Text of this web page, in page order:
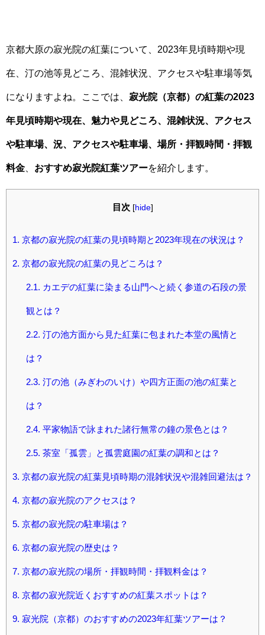
京都大原の寂光院の紅葉について、2023年見頃時期や現
在、汀の池等見どころ、混雑状況、アクセスや駐車場等気
になりますよね。ここでは、 寂光院（京都）の紅葉の2023
年見頃時期や現在、魅力や見どころ、混雑状況、アクセス
や駐車場、況、アクセスや駐車場、場所・拝観時間・拝観
料金 おすすめ寂光院紅葉ツアーを紹介します。
目次 [hide]
1. 京都の寂光院の紅葉の見頃時期と2023年現在の状況は？
2. 京都の寂光院の紅葉の見どころは？
2.1. カエデの紅葉に染まる山門へと続く参道の石段の景
観とは？
2.2. 汀の池方面から見た紅葉に包まれた本堂の風情と
は？
2.3. 汀の池（みぎわのいけ）や四方正面の池の紅葉と
は？
2.4. 平家物語で詠まれた諸行無常の鐘の景色とは？
2.5. 茶室「孤雲」と孤雲庭園の紅葉の調和とは？
3. 京都の寂光院の紅葉見頃時期の混雑状況や混雑回避法は？
4. 京都の寂光院のアクセスは？
5. 京都の寂光院の駐車場は？
6. 京都の寂光院の歴史は？
7. 京都の寂光院の場所・拝観時間・拝観料金は？
8. 京都の寂光院近くおすすめの紅葉スポットは？
9. 寂光院（京都）のおすすめの2023年紅葉ツアーは？